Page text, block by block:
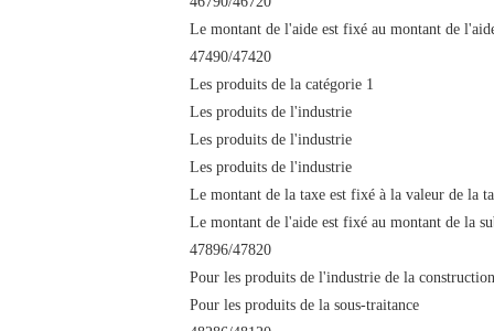
Le montant de l'aide est fixé au montant de
47490/47420
Les produits de la catégorie 1
Les produits de l'industrie
Les produits de l'industrie
Les produits de l'industrie
Le montant de la taxe est fixé à la valeur de la
Le montant de l'aide est fixé au montant de la
47896/47820
Pour les produits de l'industrie de la construction
Pour les produits de la sous-traitance